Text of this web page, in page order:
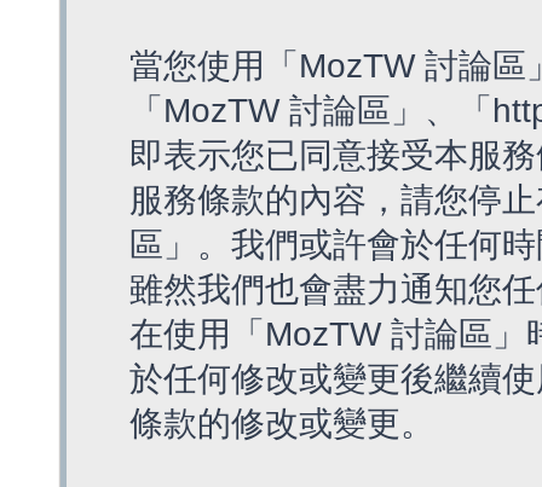
當您使用「MozTW 討論
「MozTW 討論區」、「
即表示您已同意接受本服
服務條款的內容，請您停
區」。我們或許會於任何
雖然我們也會盡力通知您
在使用「MozTW 討論區
於任何修改或變更後繼續
條款的修改或變更。